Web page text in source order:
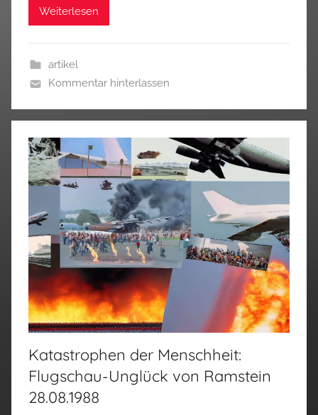
Weiterlesen
artikel
Kommentar hinterlassen
Katastrophen der Menschheit:
Flugschau-Unglück von Ramstein
28.08.1988